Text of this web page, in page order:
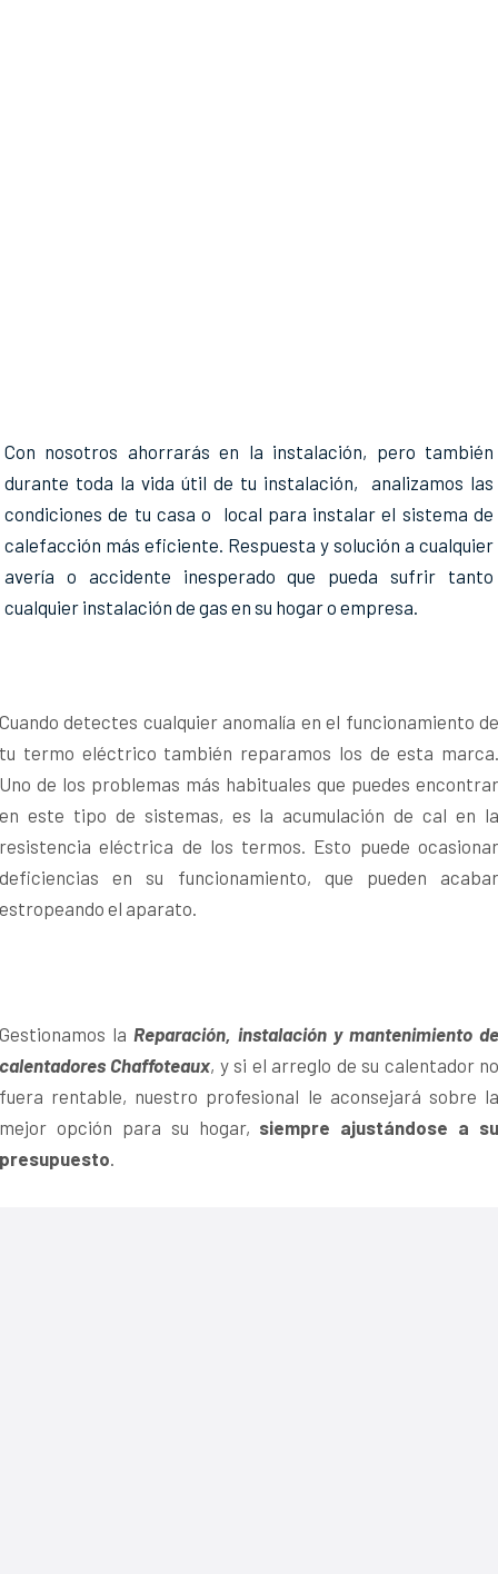
Con nosotros ahorrarás en la instalación, pero también
durante toda la vida útil de tu instalación, analizamos las
condiciones de tu casa o local para instalar el sistema de
calefacción más eficiente. Respuesta y solución a cualquier
avería o accidente inesperado que pueda sufrir tanto
cualquier instalación de gas en su hogar o empresa.
Cuando detectes cualquier anomalía en el funcionamiento de
tu termo eléctrico también reparamos los de esta marca.
Uno de los problemas más habituales que puedes encontrar
en este tipo de sistemas, es la acumulación de cal en la
resistencia eléctrica de los termos. Esto puede ocasionar
deficiencias en su funcionamiento, que pueden acabar
estropeando el aparato.
Gestionamos laReparación, instalación y mantenimiento
calentadores Chaffoteaux, y si el arreglo de su calentador
fuera rentable, nuestro profesional le aconsejará sobre la
mejor opción para su hogar, siempre ajustándose a su
presupuesto.